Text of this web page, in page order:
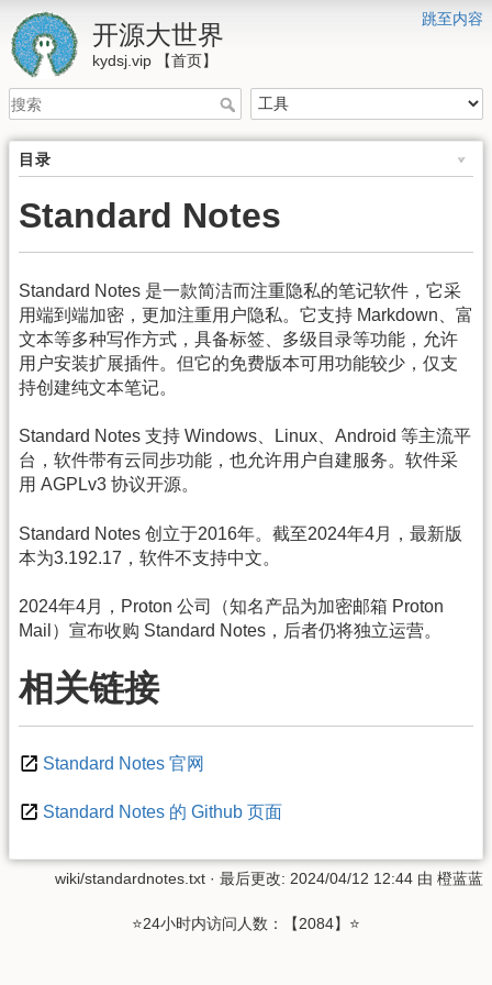
跳至内容
开源大世界
kydsj.vip 【首页】
目录
Standard Notes
Standard Notes 是一款简洁而注重隐私的笔记软件，它采
用端到端加密，更加注重用户隐私。它支持 Markdown、富
文本等多种写作方式，具备标签、多级目录等功能，允许
用户安装扩展插件。但它的免费版本可用功能较少，仅支
持创建纯文本笔记。
Standard Notes 支持 Windows、Linux、Android 等主流平
台，软件带有云同步功能，也允许用户自建服务。软件采
用 AGPLv3 协议开源。
Standard Notes 创立于2016年。截至2024年4月，最新版
本为3.192.17，软件不支持中文。
2024年4月，Proton 公司（知名产品为加密邮箱 Proton
Mail）宣布收购 Standard Notes，后者仍将独立运营。
相关链接
Standard Notes 官网
Standard Notes 的 Github 页面
wiki/standardnotes.txt · 最后更改: 2024/04/12 12:44 由 橙蓝蓝
⭐24小时内访问人数：【2084】⭐